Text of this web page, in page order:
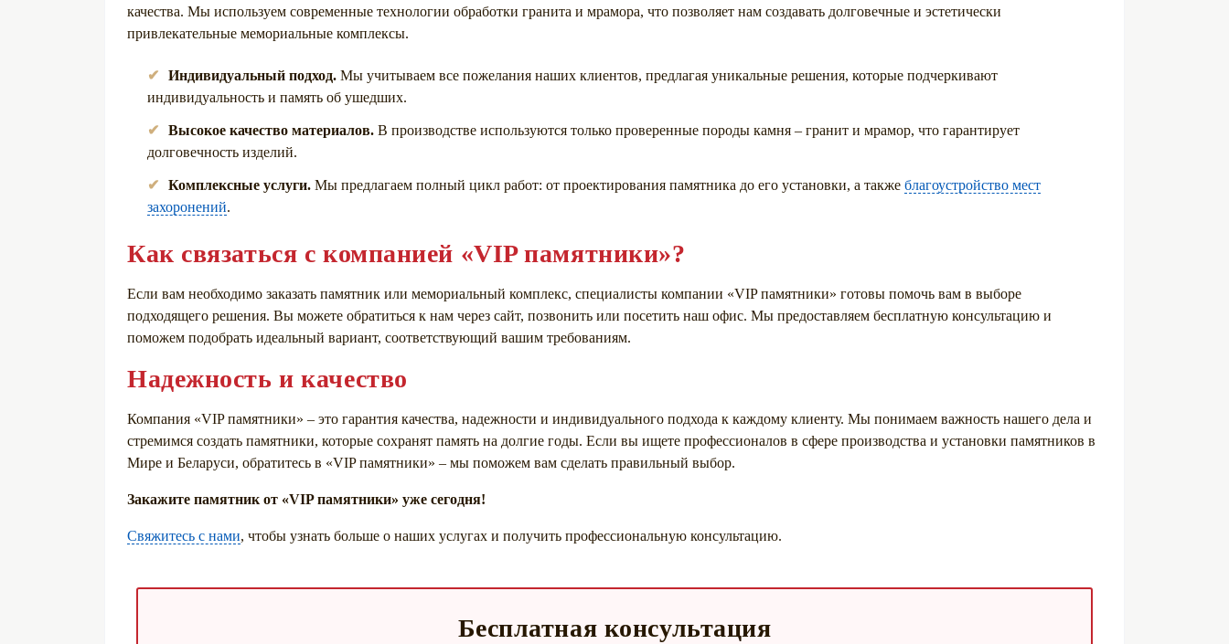
качества. Мы используем современные технологии обработки гранита и мрамора, что позволяет нам создавать долговечные и эстетически
привлекательные мемориальные комплексы.
Индивидуальный подход. Мы учитываем все пожелания наших клиентов, предлагая уникальные решения, которые подчеркивают
индивидуальность и память об ушедших.
Высокое качество материалов. В производстве используются только проверенные породы камня – гранит и мрамор, что гарантирует
долговечность изделий.
Комплексные услуги. Мы предлагаем полный цикл работ: от проектирования памятника до его установки, а также благоустройство мест
захоронений.
Как связаться с компанией «VIP памятники»?
Если вам необходимо заказать памятник или мемориальный комплекс, специалисты компании «VIP памятники» готовы помочь вам в выборе
подходящего решения. Вы можете обратиться к нам через сайт, позвонить или посетить наш офис. Мы предоставляем бесплатную консультацию и
поможем подобрать идеальный вариант, соответствующий вашим требованиям.
Надежность и качество
Компания «VIP памятники» – это гарантия качества, надежности и индивидуального подхода к каждому клиенту. Мы понимаем важность нашего дела и
стремимся создать памятники, которые сохранят память на долгие годы. Если вы ищете профессионалов в сфере производства и установки памятников в
Мире и Беларуси, обратитесь в «VIP памятники» – мы поможем вам сделать правильный выбор.
Закажите памятник от «VIP памятники» уже сегодня!
Свяжитесь с нами, чтобы узнать больше о наших услугах и получить профессиональную консультацию.
Бесплатная консультация